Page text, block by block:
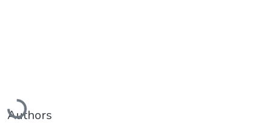
Loading...
Authors